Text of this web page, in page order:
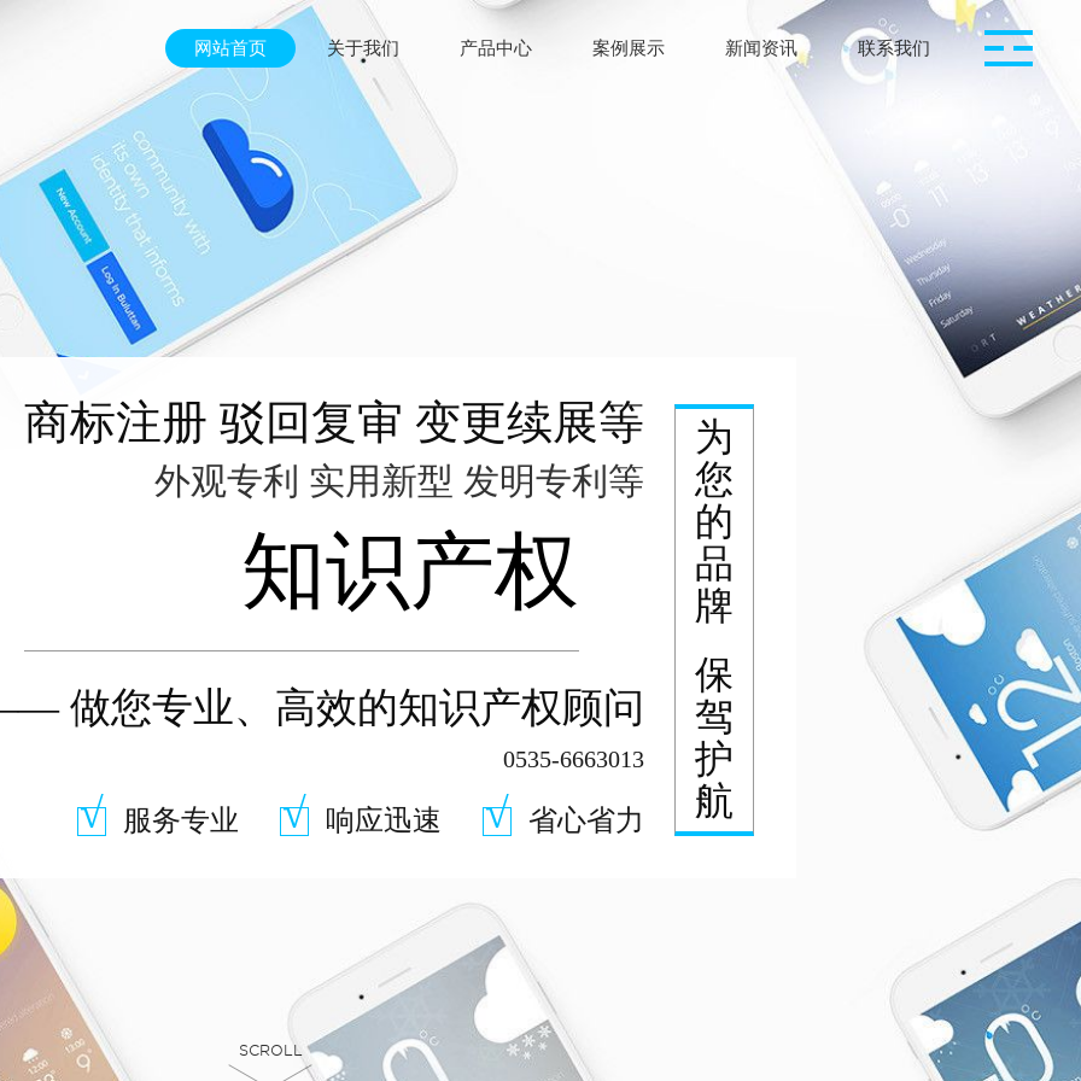
网站首页 关于我们 产品中心 案例展示 新闻资讯 联系我们
商标注册 驳回复审 变更续展等
外观专利 实用新型 发明专利等
知识产权
做您专业、高效的知识产权顾问
0535-6663013
√ 服务专业 √ 响应迅速 √ 省心省力
为
您
的
品
牌
保
驾
护
航
SCROLL